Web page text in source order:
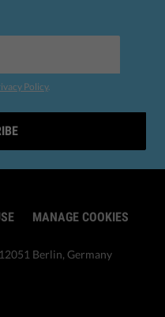
Policy.
MANAGE COOKIES
Berlin, Germany